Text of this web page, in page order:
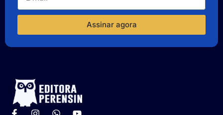
Assinar agora